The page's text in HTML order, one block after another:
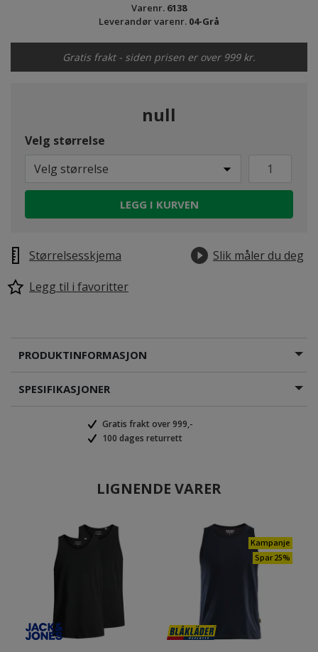
Varenr. 6138
Leverandør varenr. 04-Grå
Gratis frakt - siden prisen er over 999 kr.
null
Velg størrelse
Velg størrelse
LEGG I KURVEN
Størrelsesskjema
Slik måler du deg
Legg til i favoritter
PRODUKTINFORMASJON
SPESIFIKASJONER
Gratis frakt over 999,-
100 dages returrett
LIGNENDE VARER
Kampanje
Spar 25%